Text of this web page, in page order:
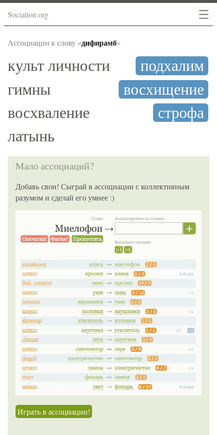
☰
Sociation.org
Ассоциации к слову «дифирамб»
культ личности
подхалим
гимны
восхищение
восхваление
строфа
латынь
Мало ассоциаций?
Добавь свои! Сыграй в ассоциации с коллективным
разумом и сделай его умнее :)
Играть в ассоциации!